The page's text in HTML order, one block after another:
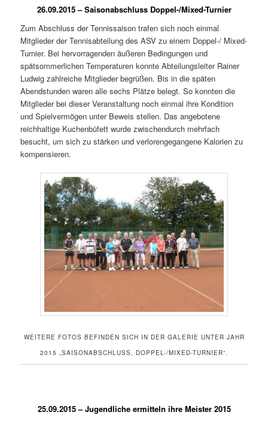
26.09.2015 – Saisonabschluss Doppel-/Mixed-Turnier
Zum Abschluss der Tennissaison trafen sich noch einmal
Mitglieder der Tennisabteilung des ASV zu einem Doppel-/ Mixed-
Turnier. Bei hervorragenden äußeren Bedingungen und
spätsommerlichen Temperaturen konnte Abteilungsleiter Rainer
Ludwig zahlreiche Mitglieder begrüßen. Bis in die späten
Abendstunden waren alle sechs Plätze belegt. So konnten die
Mitglieder bei dieser Veranstaltung noch einmal ihre Kondition
und Spielvermögen unter Beweis stellen. Das angebotene
reichhaltige Kuchenbüfett wurde zwischendurch mehrfach
besucht, um sich zu stärken und verlorengegangene Kalorien zu
kompensieren.
WEITERE FOTOS BEFINDEN SICH IN DER GALERIE UNTER JAHR
2015 „SAISONABSCHLUSS, DOPPEL-/MIXED-TURNIER“.
25.09.2015 – Jugendliche ermitteln ihre Meister 2015